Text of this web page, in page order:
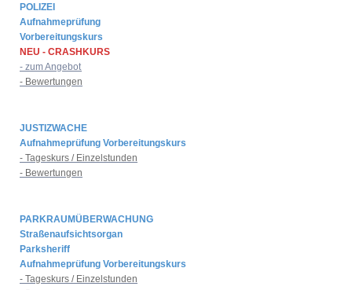
POLIZEI
Aufnahmeprüfung
Vorbereitungskurs
NEU - CRASHKURS
- zum Angebot
- Bewertungen
JUSTIZWACHE
Aufnahmeprüfung Vorbereitungskurs
- Tageskurs / Einzelstunden
- Bewertungen
PARKRAUMÜBERWACHUNG
Straßenaufsichtsorgan
Parksheriff
Aufnahmeprüfung Vorbereitungskurs
- Tageskurs / Einzelstunden